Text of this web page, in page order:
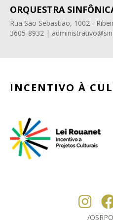
ORQUESTRA
Rua São Sebastião, 1002 -
3605-8932 |
INCENTIVO À
/